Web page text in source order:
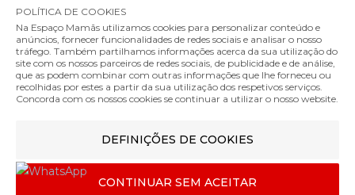
Cinta Pós-Parto Rosa Faia by Anita Twin Shaper Longlegs
49.95€
MÉTODOS DE ENVIO
MÉTODOS DE PAGAMENTO
POLÍTICA DE COOKIES
Na Espaço Mamãs utilizamos cookies para personalizar conteúdo e
anúncios, fornecer funcionalidades de redes sociais e analisar o nosso
tráfego. Também partilhamos informações acerca da sua utilização do
site com os nossos parceiros de redes sociais, de publicidade e de análise,
que as podem combinar com outras informações que lhe forneceu ou
recolhidas por estes a partir da sua utilização dos respetivos serviços.
Concorda com os nossos cookies se continuar a utilizar o nosso website.
DEFINIÇÕES DE COOKIES
CONTINUAR SEM ACEITAR